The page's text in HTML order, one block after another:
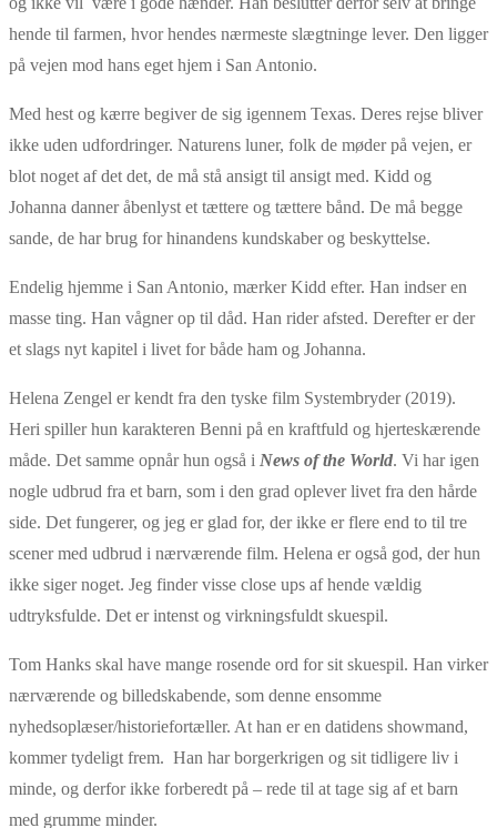
hende til farmen, hvor hendes nærmeste slægtninge lever. Den ligger
på vejen mod hans eget hjem i San Antonio.
Med hest og kærre begiver de sig igennem Texas. Deres rejse bliver
ikke uden udfordringer. Naturens luner, folk de møder på vejen, er
blot noget af det det, de må stå ansigt til ansigt med. Kidd og
Johanna danner åbenlyst et tættere og tættere bånd. De må begge
sande, de har brug for hinandens kundskaber og beskyttelse.
Endelig hjemme i San Antonio, mærker Kidd efter. Han indser en
masse ting. Han vågner op til dåd. Han rider afsted. Derefter er der
et slags nyt kapitel i livet for både ham og Johanna.
Helena Zengel er kendt fra den tyske film Systembryder (2019).
Heri spiller hun karakteren Benni på en kraftfuld og hjerteskærende
måde. Det samme opnår hun også i News of the World. Vi har igen
nogle udbrud fra et barn, som i den grad oplever livet fra den hårde
side. Det fungerer, og jeg er glad for, der ikke er flere end to til tre
scener med udbrud i nærværende film. Helena er også god, der hun
ikke siger noget. Jeg finder visse close ups af hende vældig
udtryksfulde. Det er intenst og virkningsfuldt skuespil.
Tom Hanks skal have mange rosende ord for sit skuespil. Han virker
nærværende og billedskabende, som denne ensomme
nyhedsoplæser/historiefortæller. At han er en datidens showmand,
kommer tydeligt frem. Han har borgerkrigen og sit tidligere liv i
minde, og derfor ikke forberedt på – rede til at tage sig af et barn
med grumme minder.